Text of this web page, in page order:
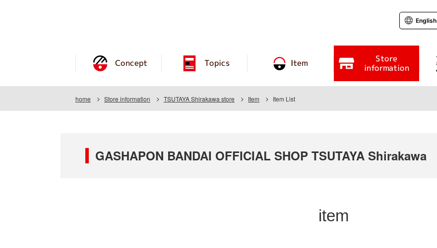
Concept Topics Item Store
information
English
home Store information TSUTAYA Shirakawa store Item Item List
GASHAPON BANDAI OFFICIAL SHOP TSUTAYA Shirakawa
item